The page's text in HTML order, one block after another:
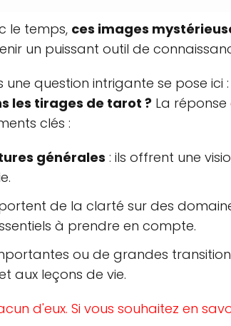
le temps, ces images
un puissant outil de
une question intrigante se pose ici :
les tirages de tarot ? La
clés :
générales : ils offrent une
de la clarté sur des
à prendre en compte.
ou de grandes
aux leçons de vie.
d'eux. Si vous souhaitez en